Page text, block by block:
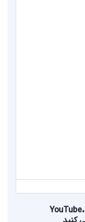
ویدیو - هر پیوند ویدیویی آنلاین مانند YouTube،